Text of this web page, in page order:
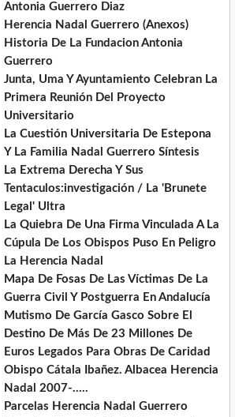
Antonia Guerrero Diaz
Herencia Nadal Guerrero (Anexos)
Historia De La Fundacion Antonia
Guerrero
Junta, Uma Y Ayuntamiento Celebran La
Primera Reunión Del Proyecto
Universitario
La Cuestión Universitaria De Estepona
Y La Familia Nadal Guerrero Síntesis
La Extrema Derecha Y Sus
Tentaculos:investigación / La 'Brunete
Legal' Ultra
La Quiebra De Una Firma Vinculada A La
Cúpula De Los Obispos Puso En Peligro
La Herencia Nadal
Mapa De Fosas De Las Víctimas De La
Guerra Civil Y Postguerra En Andalucía
Mutismo De García Gasco Sobre El
Destino De Más De 23 Millones De
Euros Legados Para Obras De Caridad
Obispo Cátala Ibañez. Albacea Herencia
Nadal 2007-.....
Parcelas Herencia Nadal Guerrero